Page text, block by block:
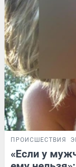
ПРОИСШЕСТВИЯ
«Если у